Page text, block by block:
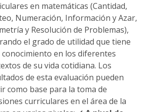
en matemáticas (Cantidad,
Numeración, Información y Azar,
y Resolución de Problemas),
el grado de utilidad que tiene
conocimiento en los diferentes
de su vida cotidiana. Los
de esta evaluación pueden
como base para la toma de
curriculares en el área de la